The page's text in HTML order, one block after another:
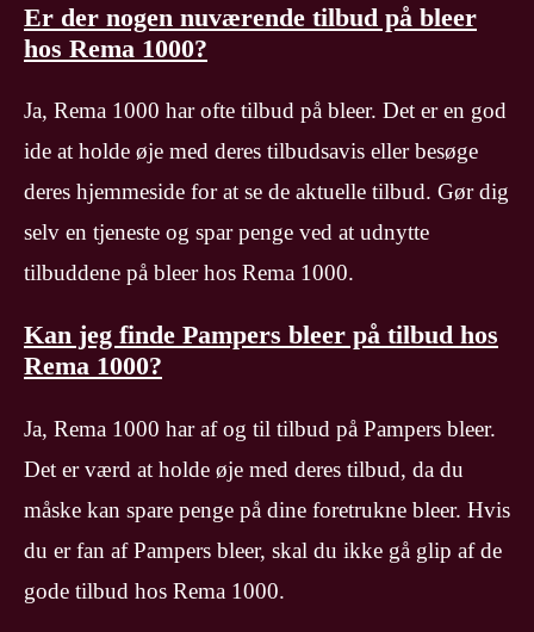
Er der nogen nuværende tilbud på bleer
hos Rema 1000?
Ja, Rema 1000 har ofte tilbud på bleer. Det er en god
ide at holde øje med deres tilbudsavis eller besøge
deres hjemmeside for at se de aktuelle tilbud. Gør dig
selv en tjeneste og spar penge ved at udnytte
tilbuddene på bleer hos Rema 1000.
Kan jeg finde Pampers bleer på tilbud hos
Rema 1000?
Ja, Rema 1000 har af og til tilbud på Pampers bleer.
Det er værd at holde øje med deres tilbud, da du
måske kan spare penge på dine foretrukne bleer. Hvis
du er fan af Pampers bleer, skal du ikke gå glip af de
gode tilbud hos Rema 1000.